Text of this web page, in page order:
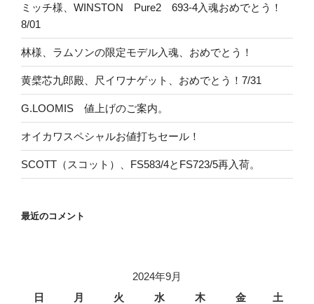
ミッチ様、WINSTON Pure2 693-4入魂おめでとう！
8/01
林様、ラムソンの限定モデル入魂、おめでとう！
黄檗芯九郎殿、尺イワナゲット、おめでとう！7/31
G.LOOMIS 値上げのご案内。
オイカワスペシャルお値打ちセール！
SCOTT（スコット）、FS583/4とFS723/5再入荷。
最近のコメント
2024年9月
日
月 火 水 木 金 土